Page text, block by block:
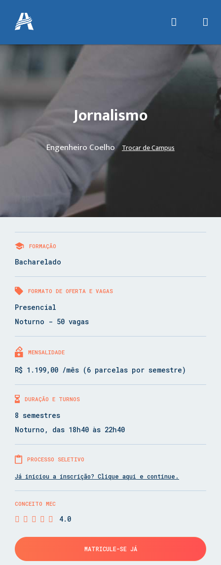
Jornalismo
Engenheiro Coelho Trocar de Campus
FORMAÇÃO
Bacharelado
FORMATO DE OFERTA E VAGAS
Presencial
Noturno - 50 vagas
MENSALIDADE
R$ 1.199,00 /mês (6 parcelas por semestre)
DURAÇÃO E TURNOS
8 semestres
Noturno, das 18h40 às 22h40
PROCESSO SELETIVO
Já iniciou a inscrição? Clique aqui e continue.
CONCEITO MEC
4.0
MATRICULE-SE JÁ